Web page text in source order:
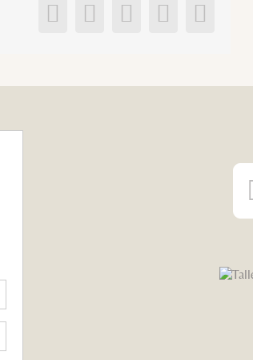
Facebook
X LinkedIn
Pinterest
Correo